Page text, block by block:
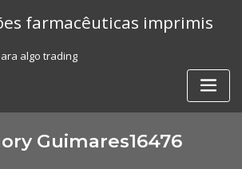
farmacêuticas imprimis
algo trading
Guimares16476